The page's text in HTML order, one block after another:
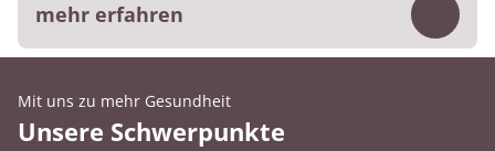
mehr erfahren
Befragung, die die Patientinnen und
Patienten am Ende des Aufenthaltes
Mit uns zu mehr Gesundheit
Unsere Schwerpunkte